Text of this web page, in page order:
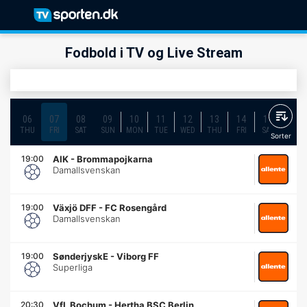
Fodbold i TV og Live Stream
06
THU
07
FRI
08
SAT
09
SUN
10
MON
11
TUE
12
WED
13
THU
14
FRI
15
SAT
16
Sorter
19:00 AIK -Brommapojkarna
Damallsvenskan
19:00 Växjö DFF -FC Rosengård
Damallsvenskan
19:00 SønderjyskE -Viborg FF
Superliga
20:30 VfL Bochum -Hertha BSC Berlin